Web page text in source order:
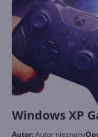
Windows XP
Autor:Autor nieznany